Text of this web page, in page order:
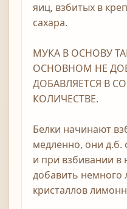
яиц, взбитых в
сахара.
МУКА В ОСНОВУ
ОСНОВНОМ НЕ
ДОБАВЛЯЕТСЯ В
КОЛИЧЕСТВЕ.
Белки начинают
медленно, они
и при взбивании в
добавить немного
кристаллов